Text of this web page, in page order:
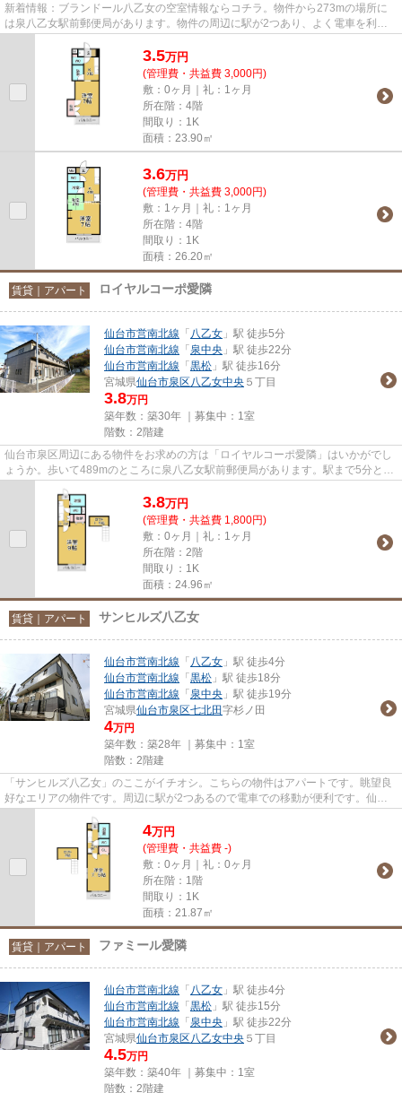
新着情報：ブランドール八乙女の空室情報ならコチラ。物件から273mの場所に
は泉八乙女駅前郵便局があります。物件の周辺に駅が2つあり、よく電車を利用
3.5万円
(管理費・共益費 3,000円)
敷：0ヶ月｜礼：1ヶ月
所在階：4階
間取り：1K
面積：23.90㎡
3.6万円
(管理費・共益費 3,000円)
敷：1ヶ月｜礼：1ヶ月
所在階：4階
間取り：1K
面積：26.20㎡
賃貸｜アパート ロイヤルコーポ愛隣
仙台市営南北線 「 八乙女 」駅 徒歩5分
仙台市営南北線 「 泉中央 」駅 徒歩22分
仙台市営南北線 「 黒松 」駅 徒歩16分
宮城県仙台市泉区八乙女中央 ５丁目
3.8万円
築年数：築30年 ｜募集中： 1室
階数：2階建
仙台市泉区周辺にある物件をお求めの方は「ロイヤルコーポ愛隣」はいかがでし
ょうか。歩いて489mのところに泉八乙女駅前郵便局があります。駅まで5分と、
3.8万円
(管理費・共益費 1,800円)
敷：0ヶ月｜礼：1ヶ月
所在階：2階
間取り：1K
面積：24.96㎡
賃貸｜アパート サンヒルズ八乙女
仙台市営南北線 「 八乙女 」駅 徒歩4分
仙台市営南北線 「 黒松 」駅 徒歩18分
仙台市営南北線 「 泉中央 」駅 徒歩19分
宮城県仙台市泉区七北田字杉ノ田
4万円
築年数：築28年 ｜募集中： 1室
階数：2階建
「サンヒルズ八乙女」のここがイチオシ。こちらの物件はアパートです。眺望良
好なエリアの物件です。周辺に駅が2つあるので電車での移動が便利です。仙台
4万円
(管理費・共益費 -)
敷：0ヶ月｜礼：0ヶ月
所在階：1階
間取り：1K
面積：21.87㎡
賃貸｜アパート ファミール愛隣
仙台市営南北線 「 八乙女 」駅 徒歩4分
仙台市営南北線 「 黒松 」駅 徒歩15分
仙台市営南北線 「 泉中央 」駅 徒歩22分
宮城県仙台市泉区八乙女中央 ５丁目
4.5万円
築年数：築40年 ｜募集中： 1室
階数：2階建